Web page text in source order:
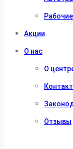
Акции
О нас
О
Отзывы